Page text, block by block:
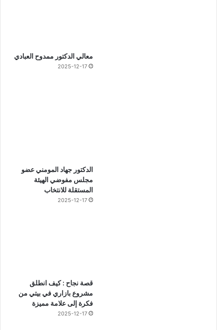
معالي الدكتور ممدوح العبادي
2025-12-17
الدكتور جهاد المومني عضو
مجلس مفوضي الهيئة
المستقلة للانتخاب
2025-12-17
قصة نجاح : كيف انطلق
مشروع بازاري في بيتي من
فكرة إلى علامة مميزة
2025-12-17